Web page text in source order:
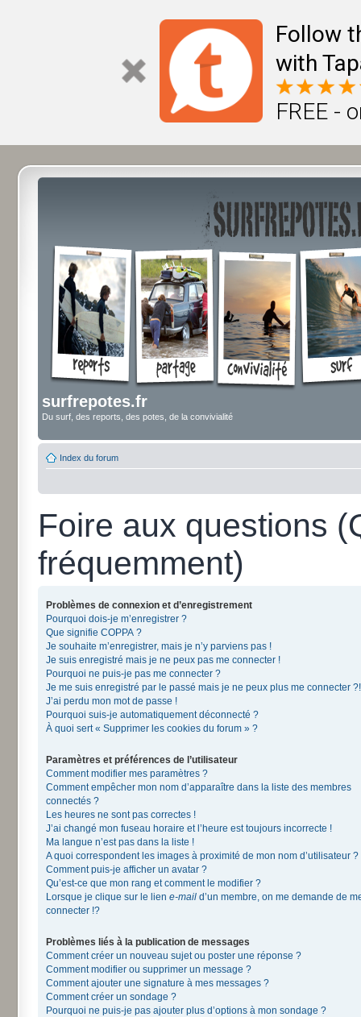
Follow
with
FREE -
surfrepotes.fr
Du surf, des reports, des potes, de la convivialité
Index du forum
Foire aux questions
fréquemment)
Problèmes de connexion et d’enregistrement
Pourquoi dois-je m’enregistrer ?
Que signifie COPPA ?
Je souhaite m’enregistrer, mais je n’y parviens pas !
Je suis enregistré mais je ne peux pas me connecter !
Pourquoi ne puis-je pas me connecter ?
Je me suis enregistré par le passé mais je ne peux plus me connecter ?!
J’ai perdu mon mot de passe !
Pourquoi suis-je automatiquement déconnecté ?
À quoi sert « Supprimer les cookies du forum » ?
Paramètres et préférences de l’utilisateur
Comment modifier mes paramètres ?
Comment empêcher mon nom d’apparaître dans la liste des membres
connectés ?
Les heures ne sont pas correctes !
J’ai changé mon fuseau horaire et l’heure est toujours incorrecte !
Ma langue n’est pas dans la liste !
A quoi correspondent les images à proximité de mon nom d’utilisateur ?
Comment puis-je afficher un avatar ?
Qu’est-ce que mon rang et comment le modifier ?
Lorsque je clique sur le lien e-mail d’un membre, on me demande de
connecter !?
Problèmes liés à la publication de messages
Comment créer un nouveau sujet ou poster une réponse ?
Comment modifier ou supprimer un message ?
Comment ajouter une signature à mes messages ?
Comment créer un sondage ?
Pourquoi ne puis-je pas ajouter plus d’options à mon sondage ?